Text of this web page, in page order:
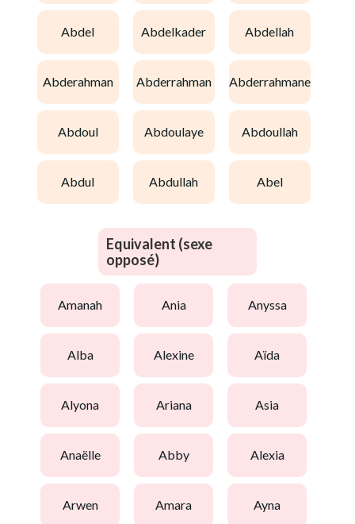
abdel abdelkader abdellah
abderahman abderrahman abderrahmane
abdoul abdoulaye abdoullah
abdul abdullah abel
Equivalent (sexe
opposé)
amanah ania anyssa
alba alexine aïda
alyona ariana asia
anaëlle abby alexia
arwen amara ayna